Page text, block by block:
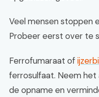
Veel mensen stoppen
Probeer eerst over te
Ferrofumaraat of
ferrosulfaat. Neem
de opname en